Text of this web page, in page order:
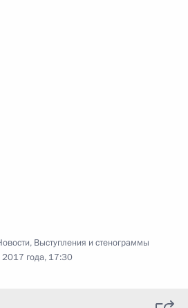
, Выступления и стенограммы
года, 17:30